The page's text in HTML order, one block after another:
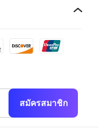
สมัครสมาชิก